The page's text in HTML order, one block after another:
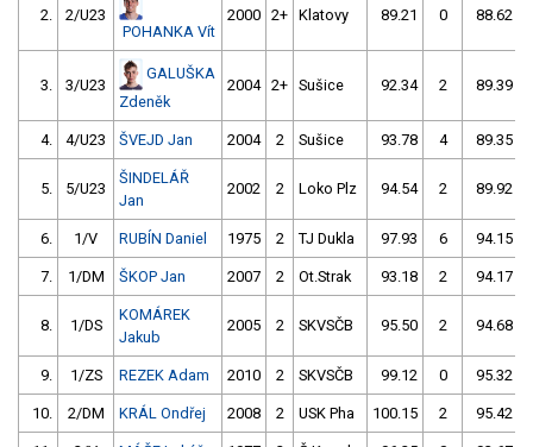
2.
2/U23
POHANKA Vít
2000 2+ Klatovy 89.21 0 88.62
3. 3/U23
GALUŠKA
Zdeněk
2004 2+ Sušice 92.34 2 89.39
4. 4/U23 ŠVEJD Jan 2004 2 Sušice 93.78 4 89.35
5. 5/U23
ŠINDELÁŘ
Jan
2002 2 Loko Plz 94.54 2 89.92
6. 1/V RUBÍN Daniel 1975 2 TJ Dukla 97.93 6 94.15
7. 1/DM ŠKOP Jan 2007 2 Ot.Strak 93.18 2 94.17
8. 1/DS
KOMÁREK
Jakub
2005 2 SKVSČB 95.50 2 94.68
9. 1/ZS REZEK Adam 2010 2 SKVSČB 99.12 0 95.32
10. 2/DM KRÁL Ondřej 2008 2 USK Pha 100.15 2 95.42